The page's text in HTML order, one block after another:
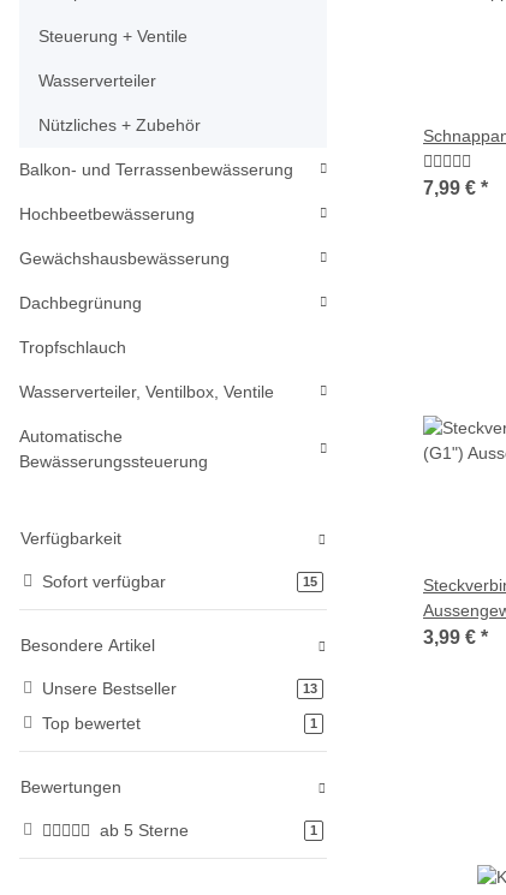
7,99 € *
3,99 € *
Steuerung + Ventile
Wasserverteiler
Nützliches + Zubehör
Balkon- und Terrassenbewässerung
Hochbeetbewässerung
Gewächshausbewässerung
Dachbegrünung
Tropfschlauch
Wasserverteiler, Ventilbox, Ventile
Automatische
Bewässerungssteuerung
Verfügbarkeit
Sofort verfügbar 15Artikel gefunden
Besondere Artikel
Unsere Bestseller 13Artikel gefunden
Top bewertet 1Artikel gefunden
Bewertungen
ab 5 Sterne 1Artikel gefunden